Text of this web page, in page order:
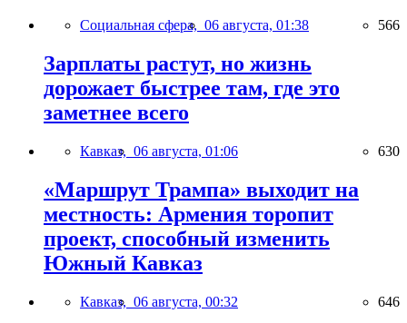
Социальная сфера, 06 августа, 01:38 566
Зарплаты растут, но жизнь
дорожает быстрее там, где это
заметнее всего
Кавказ, 06 августа, 01:06 630
«Маршрут Трампа» выходит на
местность: Армения торопит
проект, способный изменить
Южный Кавказ
Кавказ, 06 августа, 00:32 646